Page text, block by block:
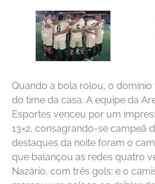
Quando a bola rolou, o
do time da casa. A equipe da
Esportes venceu por um
13×2, consagrando-se campeã
destaques da noite foram o
que balançou as redes quatro
Nazário, com três gols; e o